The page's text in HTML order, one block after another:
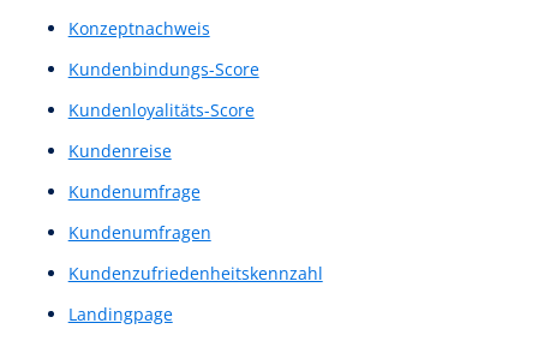
Innovationsprozess
Interaction Design
Interaktionskonzept
Interaktionslogik
Interaktionsprinzip